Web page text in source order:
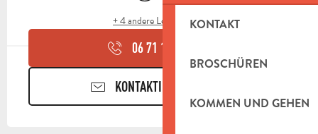
KONTAKT
BROSCHÜREN
KOMMEN UND GEHEN
+ 4 andere Leistung(en)
06 71 11 29
KONTAKTIEREN SIE UNS